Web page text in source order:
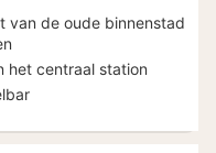
€
van de oude binnenstad
het centraal station